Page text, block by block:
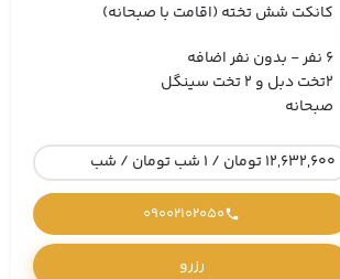
کانکت شش تخته (اقامت با صبحانه)
6 نفر - بدون نفر اضافه
2تخت دبل و 2 تخت سینگل
صبحانه
12,632,600 تومان / 1 شب تومان / شب
09002102050
رزرو